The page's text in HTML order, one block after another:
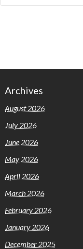
Archives
August 2026
July 2026
June 2026
May 2026
April 2026
March 2026
February 2026
January 2026
December 2025